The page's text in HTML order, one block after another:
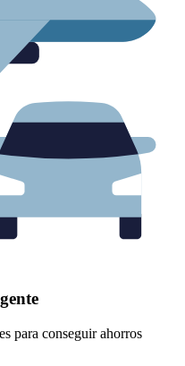
para conseguir ahorros